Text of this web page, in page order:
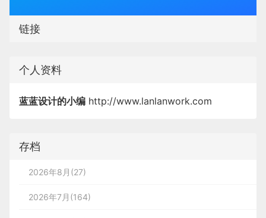
链接
个人资料
蓝蓝设计的小编 http://www.lanlanwork.com
存档
2026年8月(27)
2026年7月(164)